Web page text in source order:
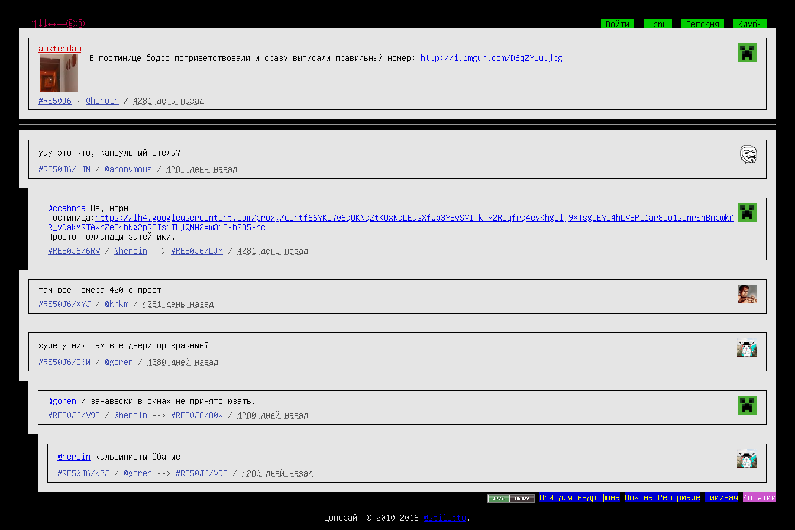
↑↑↓↓←→←→ⒷⒶ Войти !bnw Сегодня Клубы
amsterdam
В гостинице бодро поприветствовали и сразу выписали правильный номер: http://i.imgur.com/D6qZYUu.jpg
#RE50J6 / @heroin / 4281 день назад
уау это что, капсульный отель?
#RE50J6/LJM
/ @anonymous / 4281 день назад
@ccahnha Не, норм
гостиница: https://lh4.googleusercontent.com/proxy/wIrtf66YKe706qOKNqZtKUxNdLEasXfQb3Y5vSVI_k_x2RCqfrq4evKhgIlj9XTsgcEYL4hLV8Pi1ar8co1sonrShBnbwkA
R_vDakMRTAWnZeC4hKg2pROIs1TLjQMM2=w312-h235-nc
Просто голландцы затейники.
#RE50J6/6RV
/ @heroin --> #RE50J6/LJM / 4281 день назад
там все номера 420-е прост
#RE50J6/XYJ
/ @krkm / 4281 день назад
хуле у них там все двери прозрачные?
#RE50J6/O0W
/ @goren / 4280 дней назад
@goren И занавески в окнах не принято юзать.
#RE50J6/V9C
/ @heroin --> #RE50J6/O0W / 4280 дней назад
@heroin кальвинисты ёбаные
#RE50J6/KZJ
/ @goren --> #RE50J6/V9C / 4280 дней назад
BnW для ведрофона BnW на Реформале Викивач Котятки
Цоперайт © 2010-2016 @stiletto